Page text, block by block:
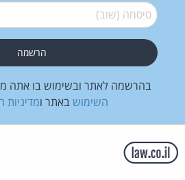
סיסמה (שוב)*
בהרשמה לאתר ובשימוש בו אתה
השימוש באתר ומדיניות